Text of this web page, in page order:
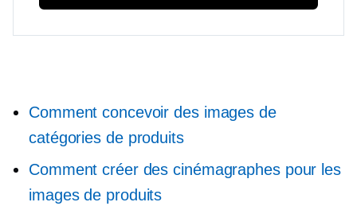
Comment concevoir des images de
catégories de produits
Comment créer des cinémagraphes pour les
images de produits